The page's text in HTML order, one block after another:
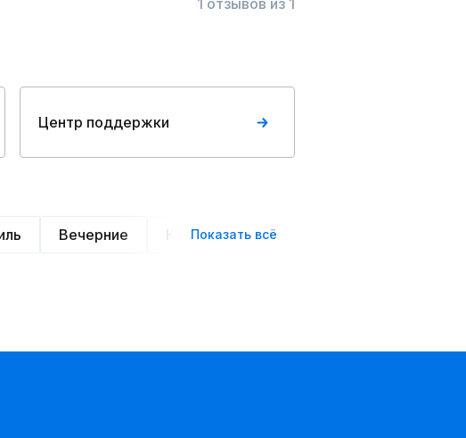
1 отзывов из 1
Центр поддержки
Вечерние Классические
Показать всё